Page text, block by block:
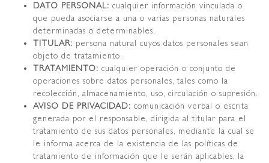
DATO PERSONAL: cualquier información vinculada o
que pueda asociarse a una o varias personas naturales
determinadas o determinables.
TITULAR: persona natural cuyos datos personales sean
objeto de tratamiento.
TRATAMIENTO: cualquier operación o conjunto de
operaciones sobre datos personales, tales como la
recolección, almacenamiento, uso, circulación o supresión.
AVISO DE PRIVACIDAD: comunicación verbal o escrita
generada por el responsable, dirigida al titular para el
tratamiento de sus datos personales, mediante la cual se
le informa acerca de la existencia de las políticas de
tratamiento de información que le serán aplicables, la